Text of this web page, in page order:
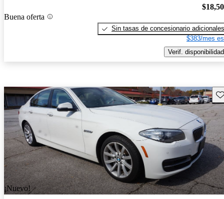
Buena oferta
Sin tasas de concesionario adicionales
$383/mes
Verif. disponibilidad
¡Nuevo!